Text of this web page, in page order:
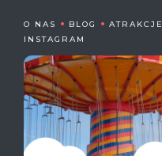
O NAS BLOG ATRAKCJE
INSTAGRAM